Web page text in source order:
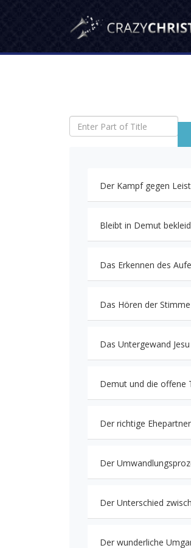
Enter Part of Title
Der Kampf gegen
Bleibt in Demut
Das Erkennen des
Das Hören der
Das Untergewand
Demut und die offene
Der richtige
Der
Der Unterschied
Der wunderliche